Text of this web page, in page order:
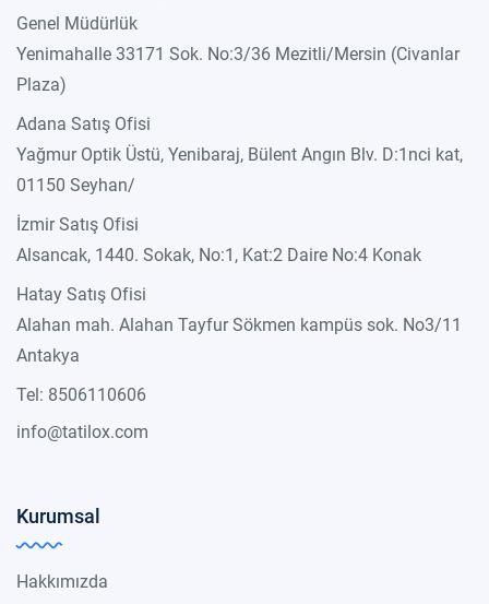
Genel Müdürlük
Yenimahalle 33171 Sok. No:3/36 Mezitli/Mersin (Civanlar
Plaza)
Adana Satış Ofisi
Yağmur Optik Üstü, Yenibaraj, Bülent Angın Blv. D:1nci kat,
01150 Seyhan/
İzmir Satış Ofisi
Alsancak, 1440. Sokak, No:1, Kat:2 Daire No:4 Konak
Hatay Satış Ofisi
Alahan mah. Alahan Tayfur Sökmen kampüs sok. No3/11
Antakya
Tel: 8506110606
info@tatilox.com
Kurumsal
Hakkımızda